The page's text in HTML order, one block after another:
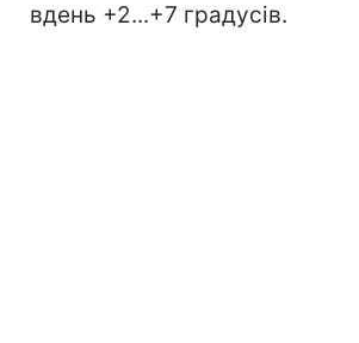
вдень +2...+7 градусів.